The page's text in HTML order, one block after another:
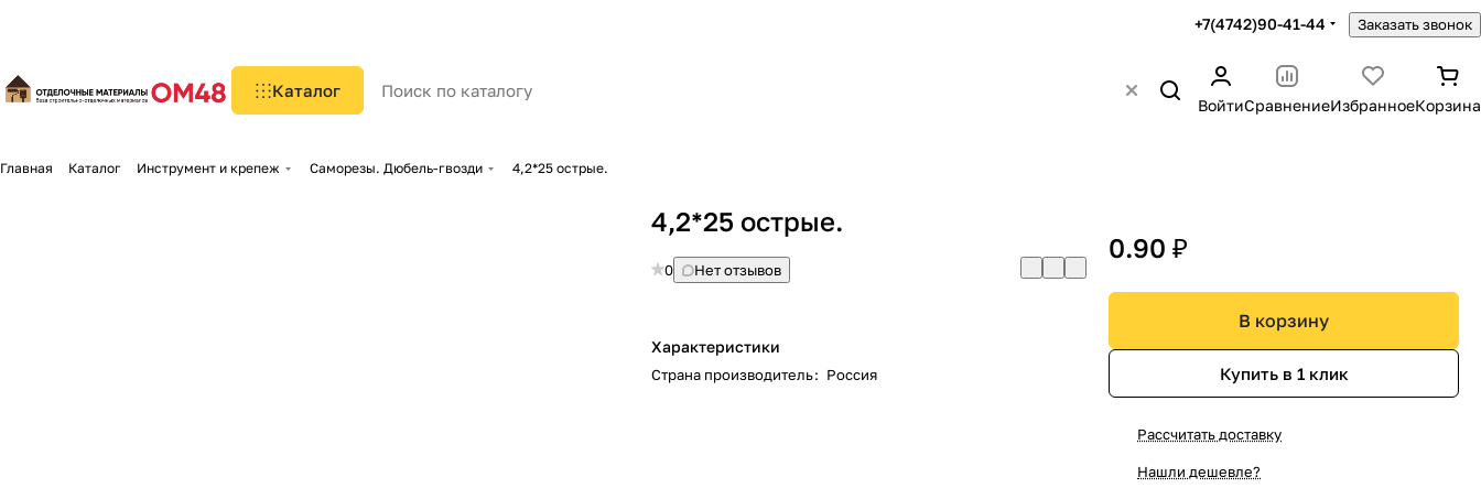
+7(4742)90-41-44 Заказать звонок
Каталог
ВойтиСравнениеИзбранноеКорзина
Главная Каталог Инструмент и крепеж Саморезы. Дюбель-гвозди 4,2*25 острые.
4,2*25 острые.
0 Нет отзывов
Характеристики
Страна производитель: Россия
0.90 ₽
В корзину
Купить в 1 клик
Рассчитать доставку
Нашли дешевле?